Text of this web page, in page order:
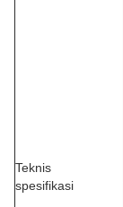
Teknis
spesifikasi